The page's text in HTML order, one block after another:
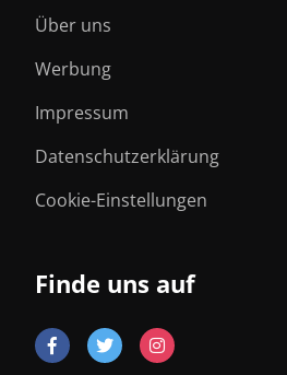
Über uns
Werbung
Impressum
Datenschutzerklärung
Cookie-Einstellungen
Finde uns auf